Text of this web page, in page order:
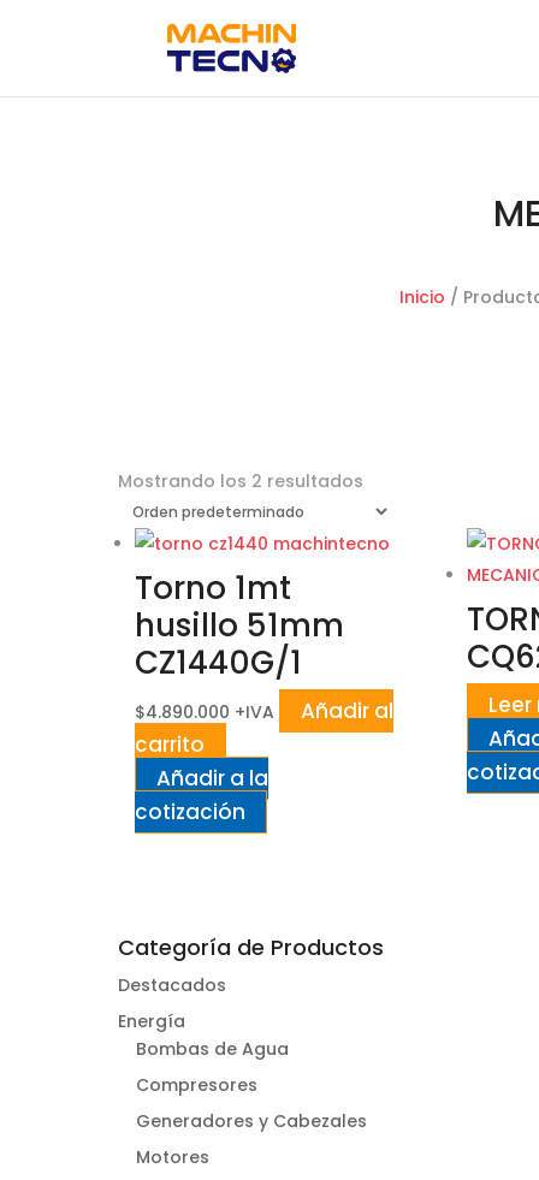
Inicio /
Mostrando los 2 resultados
Torno 1mt
husillo 51mm
CZ1440G/1
$4.890.000 +IVA
Añadir al
carrito
Añadir a la
cotización
Categoría de Productos
Destacados
Energía
Bombas de Agua
Compresores
Generadores y Cabezales
Motores